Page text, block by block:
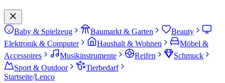
Baby & Spielzeug Baumarkt & Garten
Beauty
Elektronik & Computer
Haushalt & Wohnen
Möbel &
Accessoires
Musikinstrumente Reifen
Schmuck
Sport & Outdoor
Tierbedarf
Startseite/Lenco